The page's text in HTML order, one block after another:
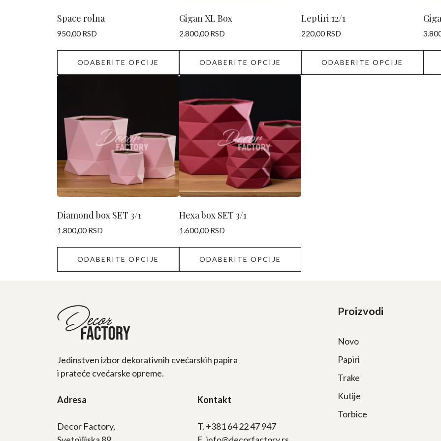
Space rolna
950,00 RSD
ODABERITE OPCIJE
na
stranici
proizvoda.
Gigan XL Box
2.800,00 RSD
ODABERITE OPCIJE
na
stranici
proizvoda.
Leptiri 12/1
220,00 RSD
ODABERITE OPCIJE
na
stranici
proizvoda.
na
Diamond box SET 3/1
1.800,00 RSD
ODABERITE OPCIJE
više
varijanti.
Opcije
mogu
biti
izabrane
na
stranici
proizvoda.
Hexa box SET 3/1
1.600,00 RSD
ODABERITE OPCIJE
ima
više
varijanti.
Opcije
mogu
biti
izabrane
na
stranici
proizvoda.
Proizvodi
Novo
Papiri
Trake
Kutije
Torbice
Jedinstven izbor dekorativnih cvećarskih papira
i prateće cvećarske opreme.
Adresa
Decor Factory,
Kontakt
T. +381 64 22 47 947